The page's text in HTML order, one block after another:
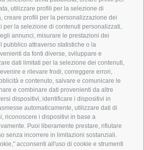
utilizzare profili per la selezione di
creare profili per la personalizzazione dei
per la selezione di contenuti personalizzati,
annunci, misurare le prestazioni dei
pubblico attraverso statistiche o la
da fonti diverse, sviluppare e
dati limitati per la selezione dei contenuti,
e rilevare frodi, correggere errori,
e contenuto, salvare e comunicare le
e combinare dati provenienti da altre
dispositivi, identificare i dispositivi in
automaticamente, utilizzare dati di
riconoscere i dispositivi in base a
Puoi liberamente prestare, rifiutare
senza incorrere in limitazioni sostanziali.
acconsenti all'uso di cookie e strumenti
PRIVACY POLICY
COOKIE POLICY
PAGAMENTI SICURI
AZIENDA
CHI SIAMO
MARCHI TRATTATI
CONDOMINI